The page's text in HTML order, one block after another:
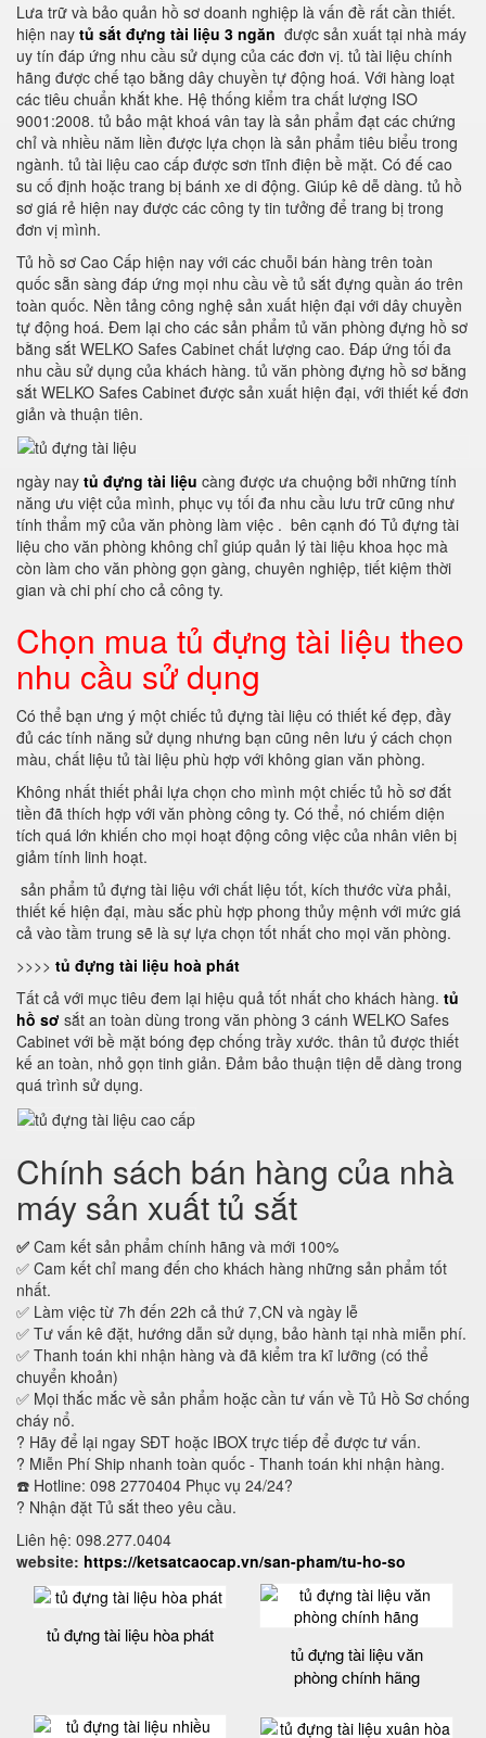
Lưa trữ và bảo quản hồ sơ doanh nghiệp là vấn đề rất cần thiết.
hiện nay tủ sắt đựng tài liệu 3 ngăn được sản xuất tại nhà máy
uy tín đáp ứng nhu cầu sử dụng của các đơn vị. tủ tài liệu chính
hãng được chế tạo bằng dây chuyền tự động hoá. Với hàng loạt
các tiêu chuẩn khắt khe. Hệ thống kiểm tra chất lượng ISO
9001:2008. tủ bảo mật khoá vân tay là sản phẩm đạt các chứng
chỉ và nhiều năm liền được lựa chọn là sản phẩm tiêu biểu trong
ngành. tủ tài liệu cao cấp được sơn tĩnh điện bề mặt. Có đế cao
su cố định hoặc trang bị bánh xe di động. Giúp kê dễ dàng. tủ hồ
sơ giá rẻ hiện nay được các công ty tin tưởng để trang bị trong
đơn vị mình.
Tủ hồ sơ Cao Cấp hiện nay với các chuỗi bán hàng trên toàn
quốc sẵn sàng đáp ứng mọi nhu cầu về tủ sắt đựng quần áo trên
toàn quốc. Nền tảng công nghệ sản xuất hiện đại với dây chuyền
tự động hoá. Đem lại cho các sản phẩm tủ văn phòng đựng hồ sơ
bằng sắt WELKO Safes Cabinet chất lượng cao. Đáp ứng tối đa
nhu cầu sử dụng của khách hàng. tủ văn phòng đựng hồ sơ bằng
sắt WELKO Safes Cabinet được sản xuất hiện đại, với thiết kế đơn
giản và thuận tiên.
ngày nay tủ đựng tài liệu càng được ưa chuộng bởi những tính
năng ưu việt của mình, phục vụ tối đa nhu cầu lưu trữ cũng như
tính thẩm mỹ của văn phòng làm việc . bên cạnh đó Tủ đựng tài
liệu cho văn phòng không chỉ giúp quản lý tài liệu khoa học mà
còn làm cho văn phòng gọn gàng, chuyên nghiệp, tiết kiệm thời
gian và chi phí cho cả công ty.
Chọn mua tủ đựng tài liệu theo
nhu cầu sử dụng
Có thể bạn ưng ý một chiếc tủ đựng tài liệu có thiết kế đẹp, đầy
đủ các tính năng sử dụng nhưng bạn cũng nên lưu ý cách chọn
màu, chất liệu tủ tài liệu phù hợp với không gian văn phòng.
Không nhất thiết phải lựa chọn cho mình một chiếc tủ hồ sơ đắt
tiền đã thích hợp với văn phòng công ty. Có thể, nó chiếm diện
tích quá lớn khiến cho mọi hoạt động công việc của nhân viên bị
giảm tính linh hoạt.
sản phẩm tủ đựng tài liệu với chất liệu tốt, kích thước vừa phải,
thiết kế hiện đại, màu sắc phù hợp phong thủy mệnh với mức giá
cả vào tầm trung sẽ là sự lựa chọn tốt nhất cho mọi văn phòng.
>>>> tủ đựng tài liệu hoà phát
Tất cả với mục tiêu đem lại hiệu quả tốt nhất cho khách hàng. tủ
hồ sơ sắt an toàn dùng trong văn phòng 3 cánh WELKO Safes
Cabinet với bề mặt bóng đẹp chống trầy xước. thân tủ được thiết
kế an toàn, nhỏ gọn tinh giản. Đảm bảo thuận tiện dễ dàng trong
quá trình sử dụng.
Chính sách bán hàng của nhà
máy sản xuất tủ sắt
✅ Cam kết sản phẩm chính hãng và mới 100%
✅ Cam kết chỉ mang đến cho khách hàng những sản phẩm tốt
nhất.
✅ Làm việc từ 7h đến 22h cả thứ 7,CN và ngày lễ
✅ Tư vấn kê đặt, hướng dẫn sử dụng, bảo hành tại nhà miễn phí.
✅ Thanh toán khi nhận hàng và đã kiểm tra kĩ lưỡng (có thể
chuyển khoản)
✅ Mọi thắc mắc về sản phẩm hoặc cần tư vấn về Tủ Hồ Sơ chống
cháy nổ.
? Hãy để lại ngay SĐT hoặc IBOX trực tiếp để được tư vấn.
? Miễn Phí Ship nhanh toàn quốc - Thanh toán khi nhận hàng.
☎️ Hotline: 098 2770404 Phục vụ 24/24?
? Nhận đặt Tủ sắt theo yêu cầu.
Liên hệ: 098.277.0404
website: https://ketsatcaocap.vn/san-pham/tu-ho-so
tủ đựng tài liệu hòa phát
tủ đựng tài liệu văn
phòng chính hãng